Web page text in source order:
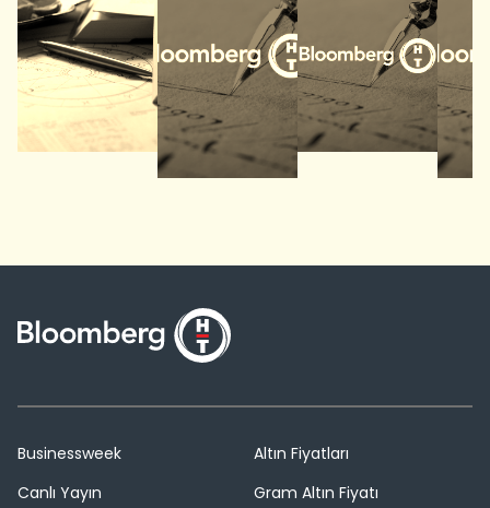
Businessweek
Canlı Yayın
Altın Fiyatları
Gram Altın Fiyatı